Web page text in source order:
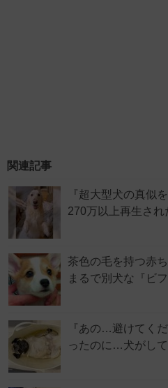
関連記事
『超大型犬の真似
270万以上再生さ
茶色の毛を持つ赤
まるで別犬な『ビ
『あの…避けてく
ったのに…犬がし